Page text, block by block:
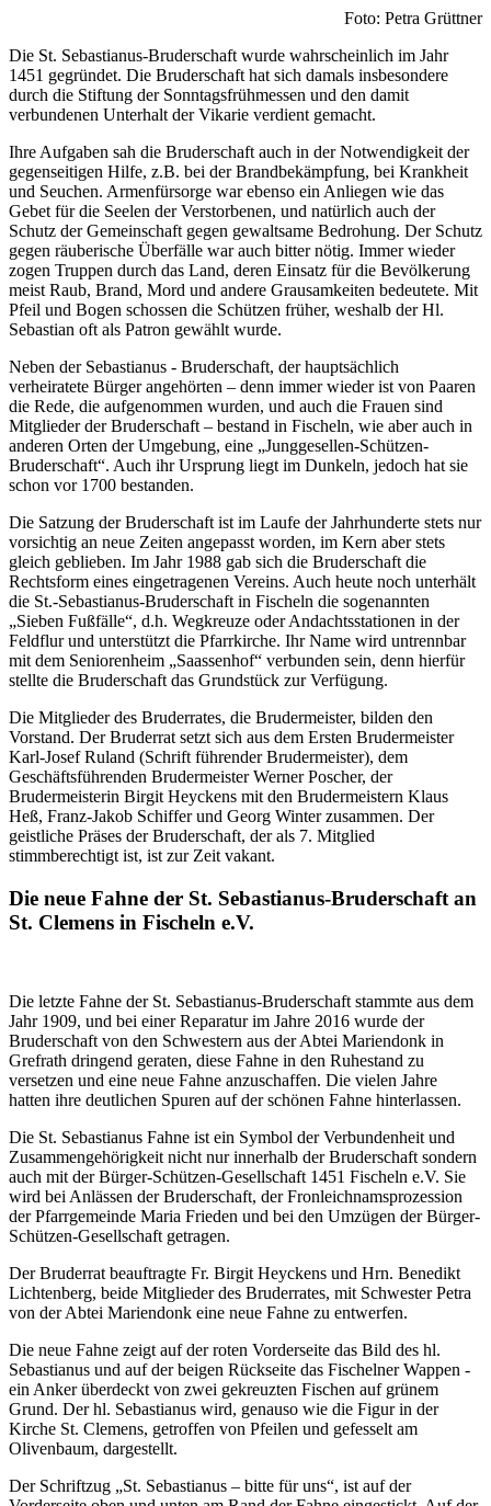
Foto: Petra Grüttner
Die St. Sebastianus-Bruderschaft wurde wahrscheinlich im Jahr
1451 gegründet. Die Bruderschaft hat sich damals insbesondere
durch die Stiftung der Sonntagsfrühmessen und den damit
verbundenen Unterhalt der Vikarie verdient gemacht.
Ihre Aufgaben sah die Bruderschaft auch in der Notwendigkeit der
gegenseitigen Hilfe, z.B. bei der Brandbekämpfung, bei Krankheit
und Seuchen. Armenfürsorge war ebenso ein Anliegen wie das
Gebet für die Seelen der Verstorbenen, und natürlich auch der
Schutz der Gemeinschaft gegen gewaltsame Bedrohung. Der Schutz
gegen räuberische Überfälle war auch bitter nötig. Immer wieder
zogen Truppen durch das Land, deren Einsatz für die Bevölkerung
meist Raub, Brand, Mord und andere Grausamkeiten bedeutete. Mit
Pfeil und Bogen schossen die Schützen früher, weshalb der Hl.
Sebastian oft als Patron gewählt wurde.
Neben der Sebastianus - Bruderschaft, der hauptsächlich
verheiratete Bürger angehörten – denn immer wieder ist von Paaren
die Rede, die aufgenommen wurden, und auch die Frauen sind
Mitglieder der Bruderschaft – bestand in Fischeln, wie aber auch in
anderen Orten der Umgebung, eine „Junggesellen-Schützen-
Bruderschaft“. Auch ihr Ursprung liegt im Dunkeln, jedoch hat sie
schon vor 1700 bestanden.
Die Satzung der Bruderschaft ist im Laufe der Jahrhunderte stets nur
vorsichtig an neue Zeiten angepasst worden, im Kern aber stets
gleich geblieben. Im Jahr 1988 gab sich die Bruderschaft die
Rechtsform eines eingetragenen Vereins. Auch heute noch unterhält
die St.-Sebastianus-Bruderschaft in Fischeln die sogenannten
„Sieben Fußfälle“, d.h. Wegkreuze oder Andachtsstationen in der
Feldflur und unterstützt die Pfarrkirche. Ihr Name wird untrennbar
mit dem Seniorenheim „Saassenhof“ verbunden sein, denn hierfür
stellte die Bruderschaft das Grundstück zur Verfügung.
Die Mitglieder des Bruderrates, die Brudermeister, bilden den
Vorstand. Der Bruderrat setzt sich aus dem Ersten Brudermeister
Karl-Josef Ruland (Schrift führender Brudermeister), dem
Geschäftsführenden Brudermeister Werner Poscher, der
Brudermeisterin Birgit Heyckens mit den Brudermeistern Klaus
Heß, Franz-Jakob Schiffer und Georg Winter zusammen. Der
geistliche Präses der Bruderschaft, der als 7. Mitglied
stimmberechtigt ist, ist zur Zeit vakant.
Die neue Fahne der St. Sebastianus-Bruderschaft an
St. Clemens in Fischeln e.V.
Die letzte Fahne der St. Sebastianus-Bruderschaft stammte aus dem
Jahr 1909, und bei einer Reparatur im Jahre 2016 wurde der
Bruderschaft von den Schwestern aus der Abtei Mariendonk in
Grefrath dringend geraten, diese Fahne in den Ruhestand zu
versetzen und eine neue Fahne anzuschaffen. Die vielen Jahre
hatten ihre deutlichen Spuren auf der schönen Fahne hinterlassen.
Die St. Sebastianus Fahne ist ein Symbol der Verbundenheit und
Zusammengehörigkeit nicht nur innerhalb der Bruderschaft sondern
auch mit der Bürger-Schützen-Gesellschaft 1451 Fischeln e.V. Sie
wird bei Anlässen der Bruderschaft, der Fronleichnamsprozession
der Pfarrgemeinde Maria Frieden und bei den Umzügen der Bürger-
Schützen-Gesellschaft getragen.
Der Bruderrat beauftragte Fr. Birgit Heyckens und Hrn. Benedikt
Lichtenberg, beide Mitglieder des Bruderrates, mit Schwester Petra
von der Abtei Mariendonk eine neue Fahne zu entwerfen.
Die neue Fahne zeigt auf der roten Vorderseite das Bild des hl.
Sebastianus und auf der beigen Rückseite das Fischelner Wappen -
ein Anker überdeckt von zwei gekreuzten Fischen auf grünem
Grund. Der hl. Sebastianus wird, genauso wie die Figur in der
Kirche St. Clemens, getroffen von Pfeilen und gefesselt am
Olivenbaum, dargestellt.
Der Schriftzug „St. Sebastianus – bitte für uns“, ist auf der